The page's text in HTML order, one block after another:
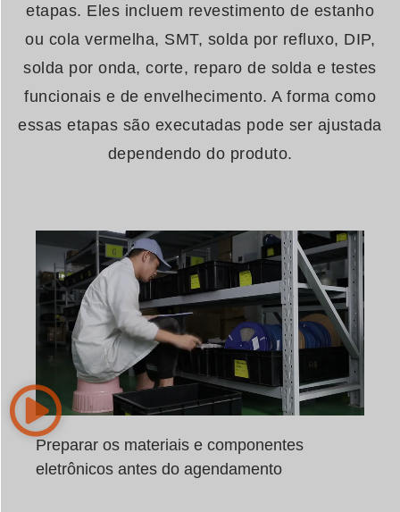
etapas. Eles incluem revestimento de estanho
ou cola vermelha, SMT, solda por refluxo, DIP,
solda por onda, corte, reparo de solda e testes
funcionais e de envelhecimento. A forma como
essas etapas são executadas pode ser ajustada
dependendo do produto.
Preparar os materiais e componentes
eletrônicos antes do agendamento